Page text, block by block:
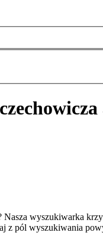
Nasza wyszukiwarka
z pól wyszukiwania